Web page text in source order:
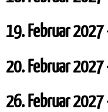
19. Februar
20. Februar
26. Februar 2027